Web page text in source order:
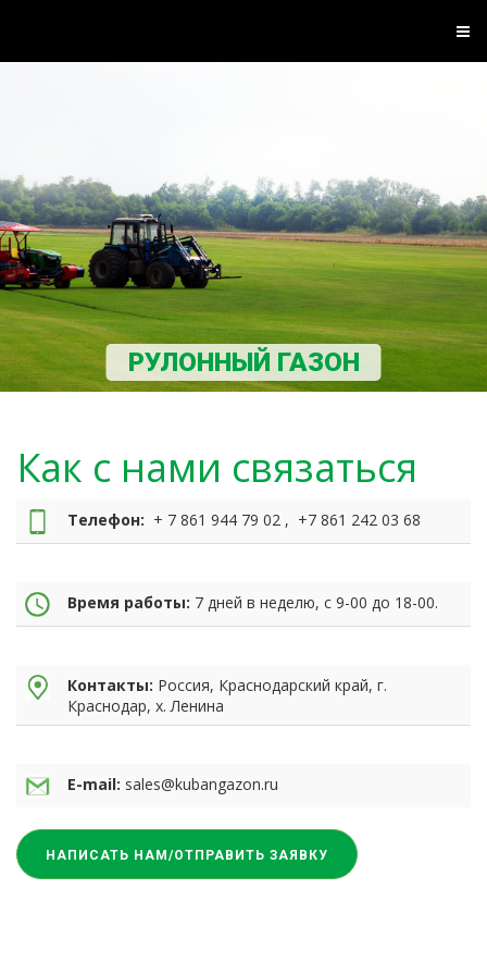
РУЛОННЫЙ ГАЗОН
Как с нами связаться
Телефон: + 7 861 944 79 02 , +7 861 242 03 68
Время работы: 7 дней в неделю, с 9-00 до 18-00.
Контакты: Россия, Краснодарский край, г.
Краснодар, х. Ленина
E-mail: sales@kubangazon.ru
НАПИСАТЬ НАМ/ОТПРАВИТЬ ЗАЯВКУ